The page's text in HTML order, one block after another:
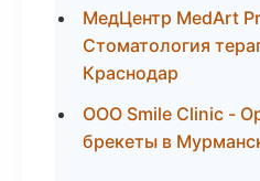
МедЦентр MedArt
Стоматология
Краснодар
ООО Smile Clinic -
брекеты в